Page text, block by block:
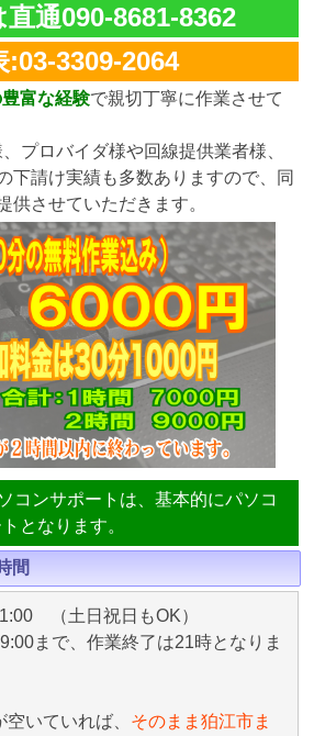
通090-8681-8362
:03-3309-2064
富な経験で親切丁寧に作業させて
プロバイダ様や回線提供業者様、
下請け実績も多数ありますので、同
供させていただきます。
コンサポートは、基本的にパソコ
となります。
間
（土日祝日もOK）
まで、作業終了は21時となりま
いていれば、 そのまま狛江市ま